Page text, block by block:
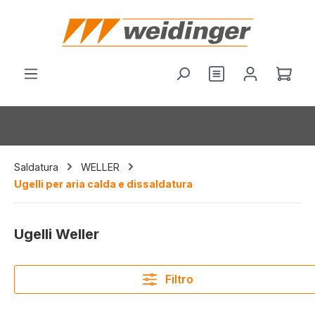
principale
Hai 0 articoliIl
Saldatura
WELLER
Ugelli per aria calda e dissaldatura
Ugelli Weller
Filtro